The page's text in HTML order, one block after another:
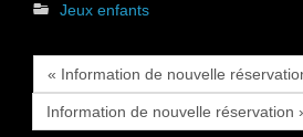
Jeux enfants
« Information de nouvelle
Information de nouvelle réservation